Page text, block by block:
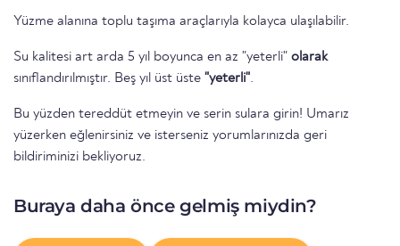
Yüzme alanına toplu taşıma araçlarıyla kolayca ulaşılabilir.
Su kalitesi art arda 5 yıl boyunca en az "yeterli" olarak
sınıflandırılmıştır. Beş yıl üst üste "yeterli".
Bu yüzden tereddüt etmeyin ve serin sulara girin! Umarız
yüzerken eğlenirsiniz ve isterseniz yorumlarınızda geri
bildiriminizi bekliyoruz.
Buraya daha önce gelmiş miydin?